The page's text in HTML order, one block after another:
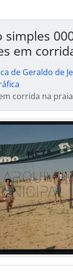
simples
em
de Geraldo de
corrida na